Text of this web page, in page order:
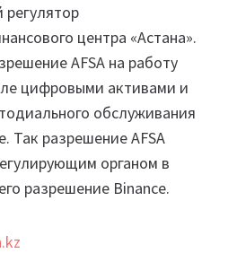
центра «Астана».
AFSA на работу
цифровыми активами и
обслуживания
Так разрешение AFSA
органом в
разрешение Binance.